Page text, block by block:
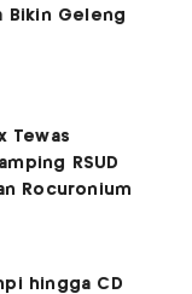
Bikin Geleng
Tewas
RSUD
Rocuronium
hingga CD